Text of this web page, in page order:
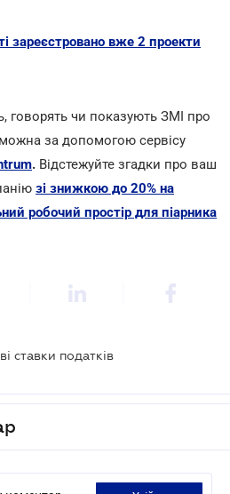
зареєстровано вже 2 проекти
говорять чи показують ЗМІ про
за допомогою сервісу
. Відстежуйте згадки про ваш
зі знижкою до 20% на
робочий простір для піарника
ставки податків